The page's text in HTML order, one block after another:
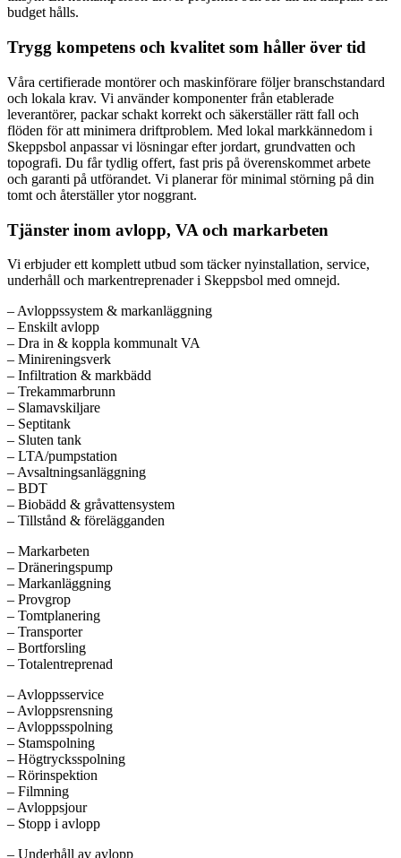
budget hålls.
Trygg kompetens och kvalitet som håller över tid
Våra certifierade montörer och maskinförare följer branschstandard
och lokala krav. Vi använder komponenter från etablerade
leverantörer, packar schakt korrekt och säkerställer rätt fall och
flöden för att minimera driftproblem. Med lokal markkännedom i
Skeppsbol anpassar vi lösningar efter jordart, grundvatten och
topografi. Du får tydlig offert, fast pris på överenskommet arbete
och garanti på utförandet. Vi planerar för minimal störning på din
tomt och återställer ytor noggrant.
Tjänster inom avlopp, VA och markarbeten
Vi erbjuder ett komplett utbud som täcker nyinstallation, service,
underhåll och markentreprenader i Skeppsbol med omnejd.
– Avloppssystem & markanläggning
– Enskilt avlopp
– Dra in & koppla kommunalt VA
– Minireningsverk
– Infiltration & markbädd
– Trekammarbrunn
– Slamavskiljare
– Septitank
– Sluten tank
– LTA/pumpstation
– Avsaltningsanläggning
– BDT
– Biobädd & gråvattensystem
– Tillstånd & förelägganden
– Markarbeten
– Dräneringspump
– Markanläggning
– Provgrop
– Tomtplanering
– Transporter
– Bortforsling
– Totalentreprenad
– Avloppsservice
– Avloppsrensning
– Avloppsspolning
– Stamspolning
– Högtrycksspolning
– Rörinspektion
– Filmning
– Avloppsjour
– Stopp i avlopp
– Underhåll av avlopp